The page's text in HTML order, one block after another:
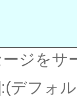
ジをサ
:(デフォ